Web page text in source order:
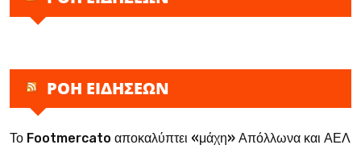
ΡΟΗ ΕΙΔΗΣΕΩΝ
Το Footmercato αποκαλύπτει «μάχη» Απόλλωνα και ΑΕΛ